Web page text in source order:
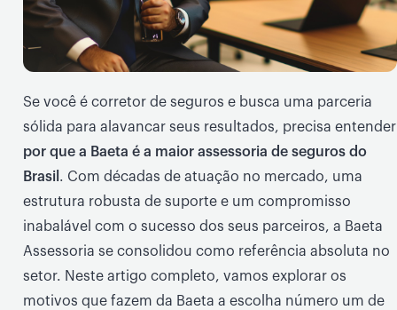
Se você é corretor de seguros e busca uma parceria
sólida para alavancar seus resultados, precisa entender
por que a Baeta é a maior assessoria de seguros do
Brasil . Com décadas de atuação no mercado, uma
estrutura robusta de suporte e um compromisso
inabalável com o sucesso dos seus parceiros, a Baeta
Assessoria se consolidou como referência absoluta no
setor. Neste artigo completo, vamos explorar os
motivos que fazem da Baeta a escolha número um de